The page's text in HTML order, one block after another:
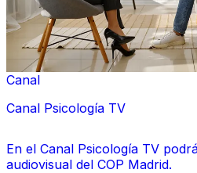
Canal
Canal Psicología TV
En el Canal Psicología TV
audiovisual del COP Madrid.